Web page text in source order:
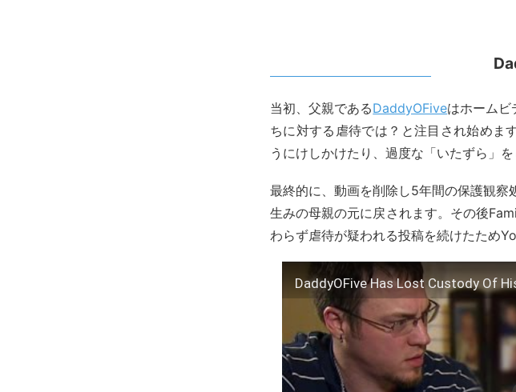
当初、父親であるDaddyOFiveはホームビ
ちに対する虐待では？と注目され始めま
うにけしかけたり、過度な「いたずら」
最終的に、動画を削除し5年間の保護観
生みの母親の元に戻されます。その後
わらず虐待が疑われる投稿を続けたため
DaddyOFive Has Lost Custody Of